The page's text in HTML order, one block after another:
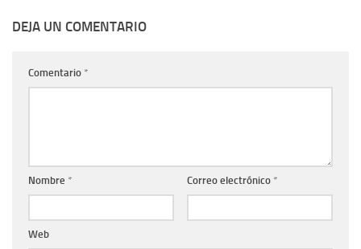
DEJA UN COMENTARIO
Comentario *
Nombre * Correo electrónico *
Web